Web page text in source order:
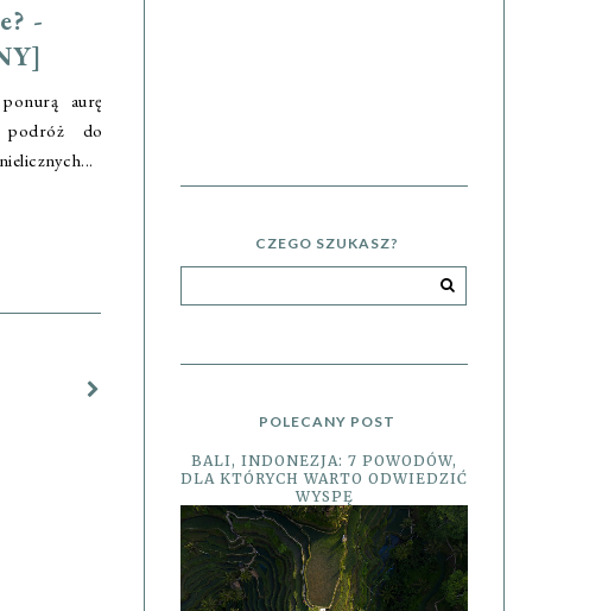
-
aurę
podróż do
CZEGO SZUKASZ?
POLECANY POST
BALI, INDONEZJA: 7 POWODÓW,
DLA KTÓRYCH WARTO ODWIEDZIĆ
WYSPĘ